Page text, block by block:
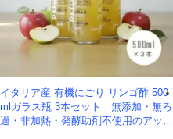
イタリア産 有機にごり リンゴ酢 500
mlガラス瓶 3本セット｜無添加・無ろ
過・非加熱・発酵助剤不使用のアップ